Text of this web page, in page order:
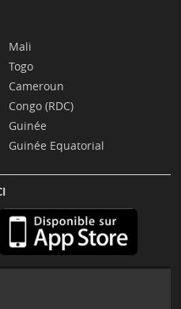
Mali
Togo
Cameroun
Congo (RDC)
Guinée
Guinée Equatorial